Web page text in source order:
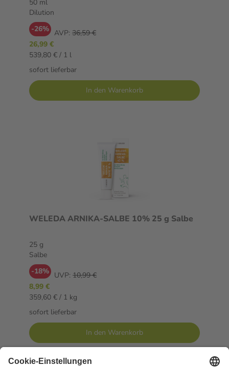
50 ml
Dilution
-26% AVP: 36,59 €
26,99 €
539,80 € / 1 l
sofort lieferbar
In den Warenkorb
WELEDA ARNIKA-SALBE 10% 25 g Salbe
25 g
Salbe
-18% UVP: 10,99 €
8,99 €
359,60 € / 1 kg
sofort lieferbar
In den Warenkorb